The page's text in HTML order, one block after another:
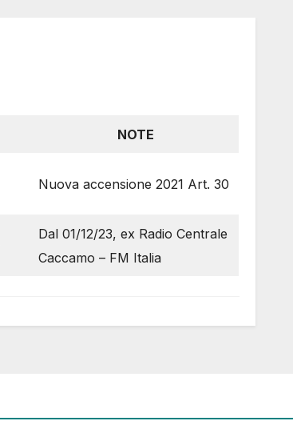
NOTE
Nuova accensione 2021 Art. 30
Dal 01/12/23, ex Radio Centrale
Caccamo – FM Italia